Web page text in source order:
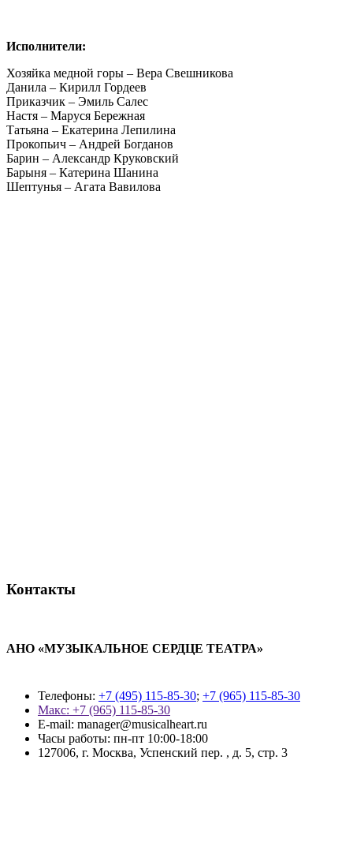
Исполнители:
Хозяйка медной горы – Вера Свешникова
Данила – Кирилл Гордеев
Приказчик – Эмиль Салес
Настя – Маруся Бережная
Татьяна – Екатерина Лепилина
Прокопьич – Андрей Богданов
Барин – Александр Круковский
Барыня – Катерина Шанина
Шептунья – Агата Вавилова
Контакты
АНО «МУЗЫКАЛЬНОЕ СЕРДЦЕ ТЕАТРА»
Телефоны: +7 (495) 115-85-30; +7 (965) 115-85-30
Макс: +7 (965) 115-85-30
E-mail: manager@musicalheart.ru
Часы работы: пн-пт 10:00-18:00
127006, г. Москва, Успенский пер. , д. 5, стр. 3